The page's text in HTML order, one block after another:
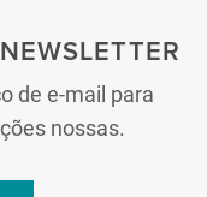
de e-mail para
nossas.